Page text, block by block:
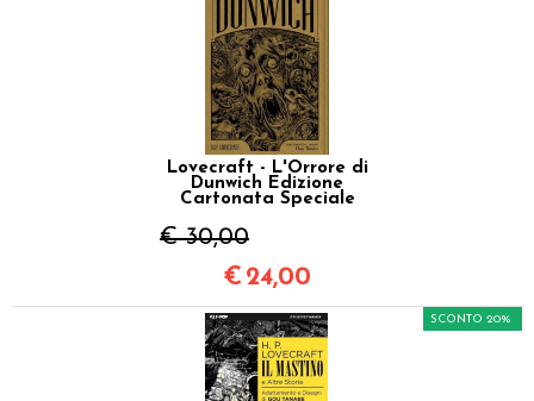
Lovecraft - L'Orrore di
Dunwich Edizione
Cartonata Speciale
€ 30,00
€ 24,00
SCONTO 20%